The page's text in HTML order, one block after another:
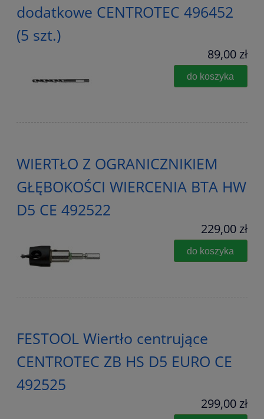
dodatkowe CENTROTEC 496452
(5 szt.)
89,00 zł
do koszyka
WIERTŁO Z OGRANICZNIKIEM
GŁĘBOKOŚCI WIERCENIA BTA HW
D5 CE 492522
229,00 zł
do koszyka
FESTOOL Wiertło centrujące
CENTROTEC ZB HS D5 EURO CE
492525
299,00 zł